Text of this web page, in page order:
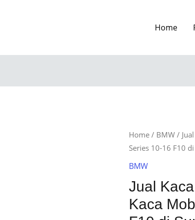
Home
Home / BMW /
Series 10-16 F10
BMW
Jual
Kaca